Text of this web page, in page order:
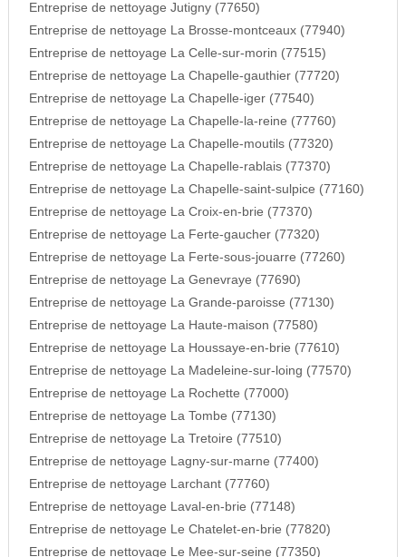
Entreprise de nettoyage Jutigny (77650)
Entreprise de nettoyage La Brosse-montceaux (77940)
Entreprise de nettoyage La Celle-sur-morin (77515)
Entreprise de nettoyage La Chapelle-gauthier (77720)
Entreprise de nettoyage La Chapelle-iger (77540)
Entreprise de nettoyage La Chapelle-la-reine (77760)
Entreprise de nettoyage La Chapelle-moutils (77320)
Entreprise de nettoyage La Chapelle-rablais (77370)
Entreprise de nettoyage La Chapelle-saint-sulpice (77160)
Entreprise de nettoyage La Croix-en-brie (77370)
Entreprise de nettoyage La Ferte-gaucher (77320)
Entreprise de nettoyage La Ferte-sous-jouarre (77260)
Entreprise de nettoyage La Genevraye (77690)
Entreprise de nettoyage La Grande-paroisse (77130)
Entreprise de nettoyage La Haute-maison (77580)
Entreprise de nettoyage La Houssaye-en-brie (77610)
Entreprise de nettoyage La Madeleine-sur-loing (77570)
Entreprise de nettoyage La Rochette (77000)
Entreprise de nettoyage La Tombe (77130)
Entreprise de nettoyage La Tretoire (77510)
Entreprise de nettoyage Lagny-sur-marne (77400)
Entreprise de nettoyage Larchant (77760)
Entreprise de nettoyage Laval-en-brie (77148)
Entreprise de nettoyage Le Chatelet-en-brie (77820)
Entreprise de nettoyage Le Mee-sur-seine (77350)